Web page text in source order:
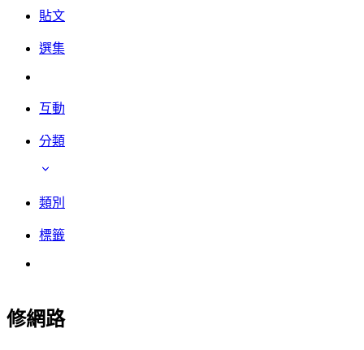
貼文
選集
互動
分類
類別
標籤
修網路